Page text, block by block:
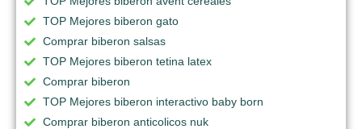
TOP Mejores biberon gato
Comprar biberon salsas
TOP Mejores biberon tetina latex
Comprar biberon
TOP Mejores biberon interactivo baby born
Comprar biberon anticolicos nuk